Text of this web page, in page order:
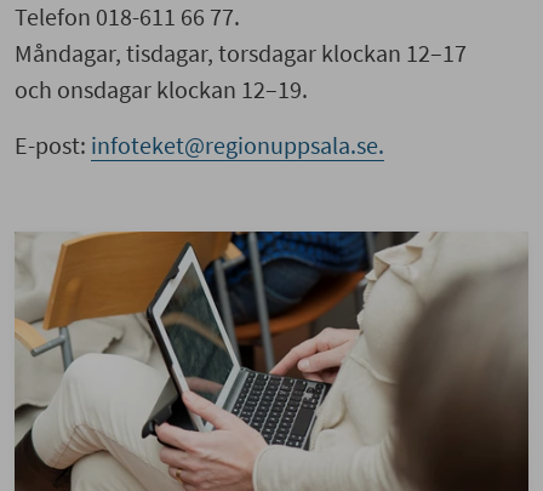
Telefon 018-611 66 77.
Måndagar, tisdagar, torsdagar klockan 12–17
och onsdagar klockan 12–19.
E-post: infoteket@regionuppsala.se.